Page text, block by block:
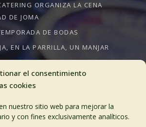
el consentimiento
cookies
nuestro sitio web para mejorar la
y con fines exclusivamente analíticos.
ORGANIZA LA CENA
DE JOMA
DE BODAS
EN LA PARRILLA, UN MANJAR